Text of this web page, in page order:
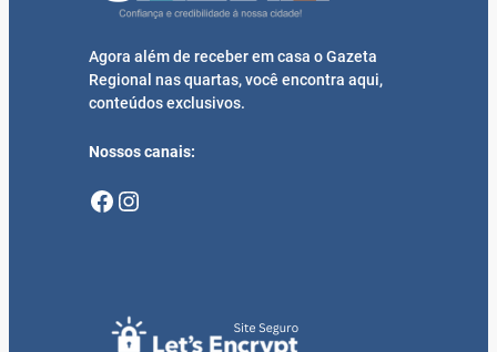
Agora além de receber em casa o Gazeta
Regional nas quartas, você encontra aqui,
conteúdos exclusivos.
Nossos canais:
Facebook Instagram